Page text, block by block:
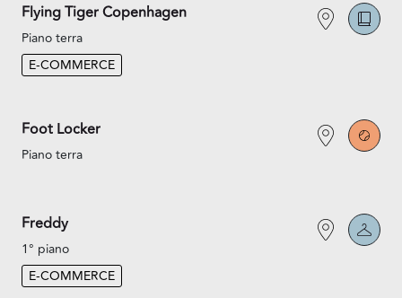
Flying Tiger Copenhagen
Piano terra
E-COMMERCE
Foot Locker
Piano terra
Freddy
1° piano
E-COMMERCE